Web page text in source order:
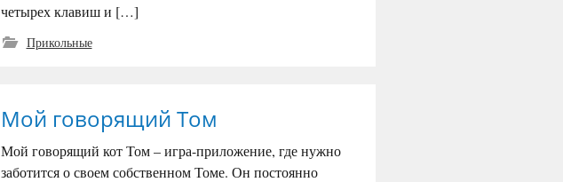
четырех клавиш и […]
Прикольные
Мой говорящий Том
Мой говорящий кот Том – игра-приложение, где нужно
заботится о своем собственном Томе. Он постоянно